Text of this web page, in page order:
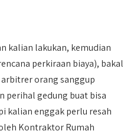
kalian lakukan, kemudian
perkiraan biaya), bakal
orang sanggup
perihal gedung buat bisa
kalian enggak perlu resah
Kontraktor Rumah